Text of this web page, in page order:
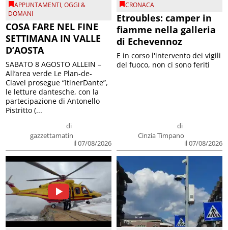
APPUNTAMENTI,OGGI &
DOMANI
COSA FARE NEL FINE
SETTIMANA IN VALLE
D’AOSTA
di
gazzettamatin
il 07/08/2026
SABATO 8 AGOSTO ALLEIN –
All’area verde Le Plan-de-
Clavel prosegue “ItinerDante”,
le letture dantesche, con la
partecipazione di Antonello
Pistritto (...
CRONACA
Etroubles: camper in
fiamme nella galleria
di Echevennoz
di
Cinzia Timpano
il 07/08/2026
E in corso l'intervento dei vigili
del fuoco, non ci sono feriti